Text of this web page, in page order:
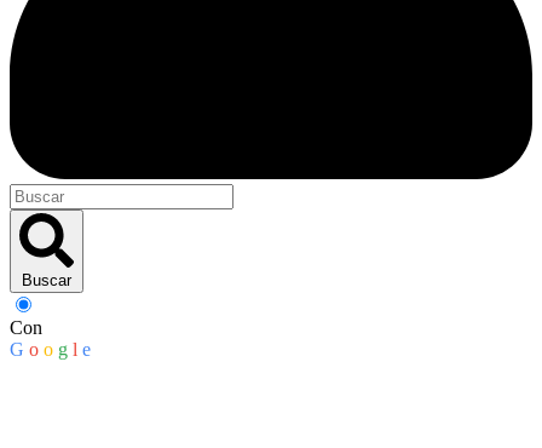
Buscar
Con
G o o g l e